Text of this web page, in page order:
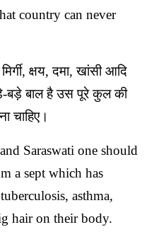
country can never
क्षय, दमा, खांसी आदि
बड़े बाल है उस पूरे कुल की
चाहिए।
Saraswati one should
a sept which has
asthma,
hair on their body.